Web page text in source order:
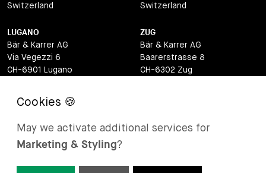
Switzerland
Switzerland
LUGANO
Bär & Karrer AG
Via Vegezzi 6
CH-6901 Lugano
ZUG
Bär & Karrer AG
Baarerstrasse 8
CH-6302 Zug
BASEL
Lange Gasse 47
CH-4052 Basel
Via Maistra 2
May we activate additional services for
Marketing & Styling?